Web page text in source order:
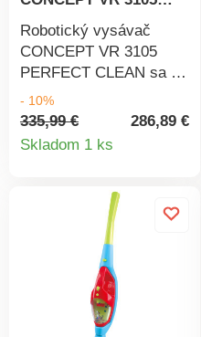
Robotický vysávač
CONCEPT VR 3105
PERFECT CLEAN sa s
vyspelou laserovou
navigáciou LaserTec 2.0
dokonale orientuje v
do výšky 1,8 cm.
Navigácia podrobne
naskenuje domácnosť a
vytvorí presnú mapu pre
plánovanie upratovania.
Robot neprechádza
opakovane upratané
- 10%
335,99 €
286,89 €
Skladom 1 ks
Detail